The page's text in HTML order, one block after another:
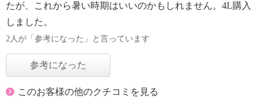
たが、これから暑い時期はいいのかもしれません。4L購入
しました。
2人が「参考になった」と言っています
参考になった
このお客様の他のクチコミを見る